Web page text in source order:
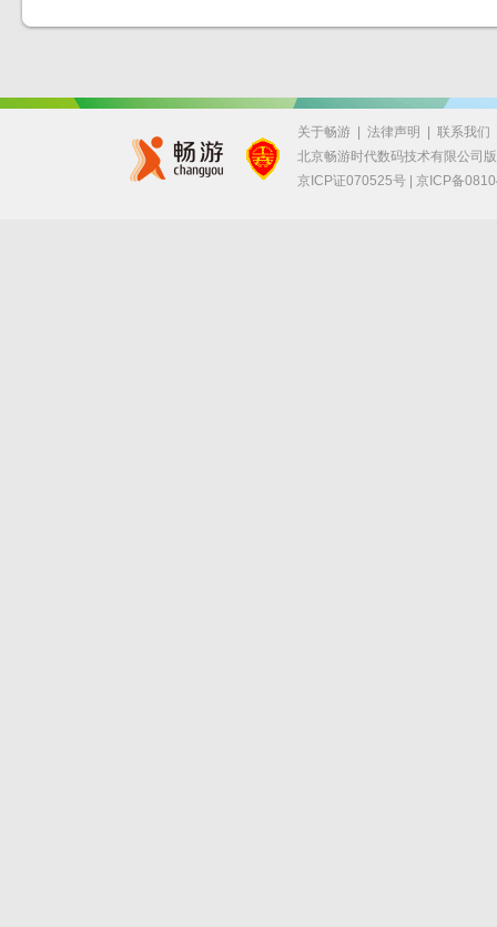
关于畅游 |法律声明 |联系我们
北京畅游时代数码技术有限公司
京ICP证070525号 |京ICP备